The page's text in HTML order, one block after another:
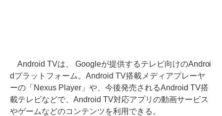
Android TVは、 Googleが提供するテレビ向けのAndroi
dプラットフォーム。Android TV搭載メディアプレーヤ
ーの「Nexus Player」や、今後発売されるAndroid TV搭
載テレビなどで、Android TV対応アプリの動画サービス
やゲームなどのコンテンツを利用できる。